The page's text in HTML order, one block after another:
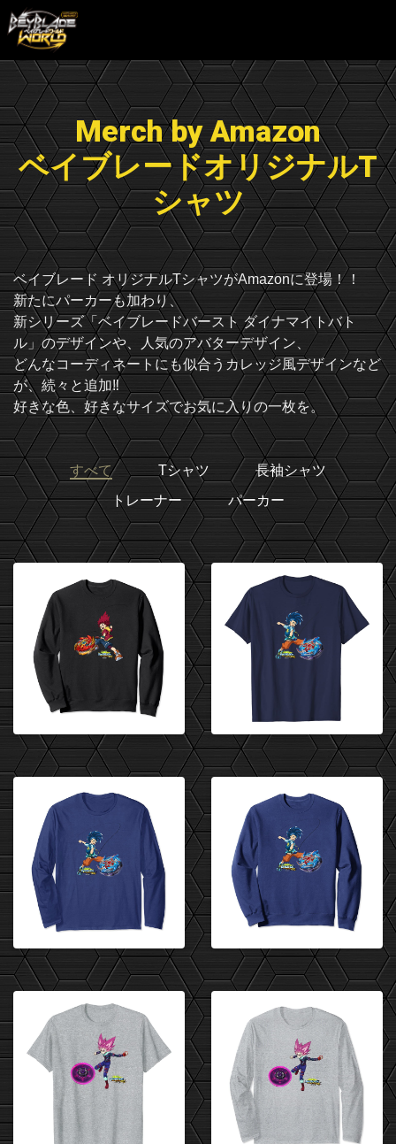
Merch by Amazon
ベイブレードオリジナルT
シャツ
ベイブレード オリジナルTシャツがAmazonに登場！！
新たにパーカーも加わり、
新シリーズ「ベイブレードバースト ダイナマイトバト
ル」のデザインや、人気のアバターデザイン、
どんなコーディネートにも似合うカレッジ風デザインなど
が、続々と追加‼
好きな色、好きなサイズでお気に入りの一枚を。
すべて Tシャツ
長袖シャツ
トレーナー
パーカー